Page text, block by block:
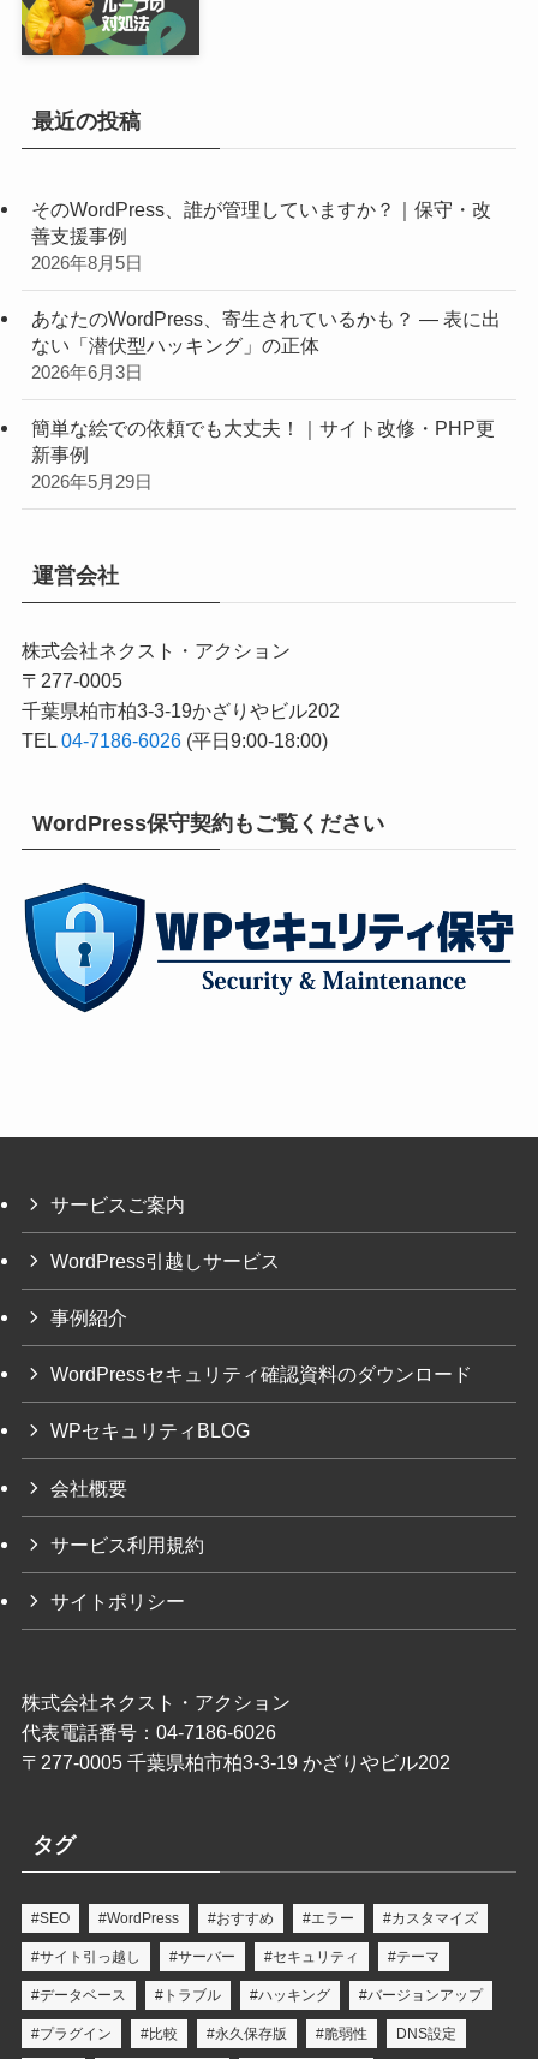
最近の投稿
そのWordPress、誰が管理していますか？｜保守・改
善支援事例
2026年8月5日
あなたのWordPress、寄生されているかも？ ― 表に出
ない「潜伏型ハッキング」の正体
2026年6月3日
簡単な絵での依頼でも大丈夫！｜サイト改修・PHP更
新事例
2026年5月29日
運営会社
株式会社ネクスト・アクション
〒277-0005
千葉県柏市柏3-3-19かざりやビル202
TEL 04-7186-6026(平日9:00-18:00)
WordPress保守契約もご覧ください
サービスご案内
WordPress引越しサービス
事例紹介
WordPressセキュリティ確認資料のダウンロード
WPセキュリティBLOG
会社概要
サービス利用規約
サイトポリシー
株式会社ネクスト・アクション
代表電話番号：04-7186-6026
〒277-0005 千葉県柏市柏3-3-19 かざりやビル202
タグ
#SEO #WordPress #おすすめ #エラー #カスタマイズ
#サイト引っ越し #サーバー #セキュリティ #テーマ
#データベース #トラブル #ハッキング #バージョンアップ
#プラグイン #比較 #永久保存版 #脆弱性 DNS設定